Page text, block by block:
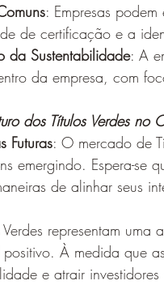
: Empresas
de certificação e a
da Sustentabilidade: A
da empresa, com
dos Títulos Verdes no
Futuras: O mercado de
emergindo. Espera-se
de alinhar seus
Verdes representam
À medida que
e atrair